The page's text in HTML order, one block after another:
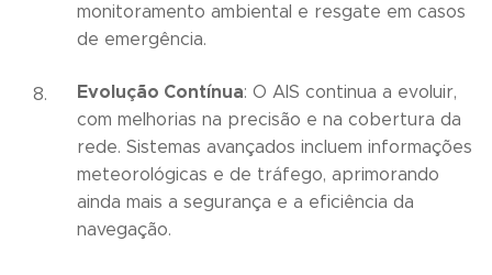
monitoramento ambiental e resgate em casos
de emergência.
Evolução Contínua: O AIS continua a evoluir,
com melhorias na precisão e na cobertura da
rede. Sistemas avançados incluem informações
meteorológicas e de tráfego, aprimorando
ainda mais a segurança e a eficiência da
navegação.